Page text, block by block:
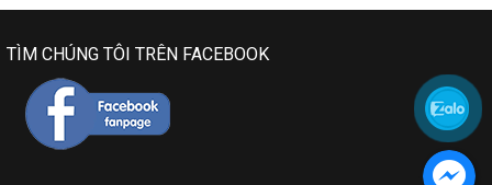
TÌM CHÚNG TÔI TRÊN FACEBOOK